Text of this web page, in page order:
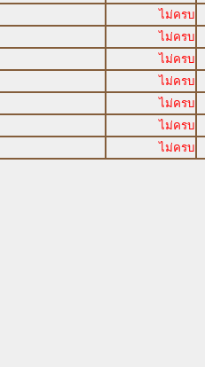
ไม่ครบ
ไม่ครบ
ไม่ครบ
ไม่ครบ
ไม่ครบ
ไม่ครบ
ไม่ครบ